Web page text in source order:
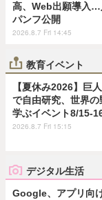
高、Web出願導入…
パンフ公開
2026.8.7 Fri 14:45
教育イベント
【夏休み2026】巨
で自由研究、世界の
学ぶイベント8/15-
2026.8.7 Fri 15:15
デジタル生活
Google、アプリ向